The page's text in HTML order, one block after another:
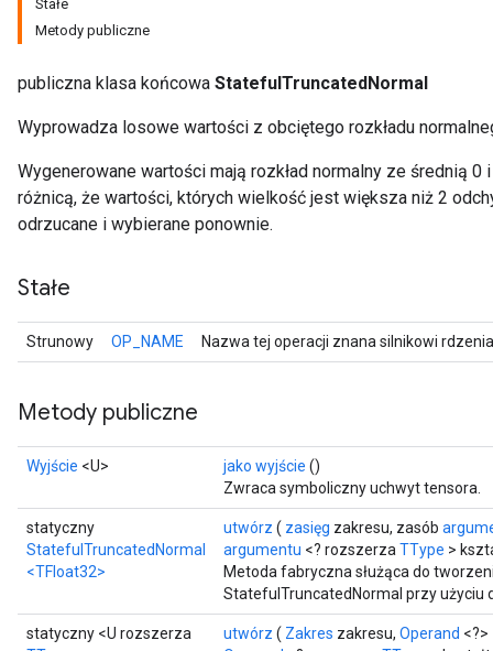
Stałe
Metody publiczne
publiczna klasa końcowa StatefulTruncatedNormal
Wyprowadza losowe wartości z obciętego rozkładu
Wygenerowane wartości mają rozkład normalny ze średnią
różnicą, że wartości, których wielkość jest większa niż 2
odrzucane i wybierane ponownie.
Stałe
Strunowy OP_NAME Nazwa tej operacji znana silnikowi
Metody publiczne
Wyjście <U> jako wyjście ()
Zwraca symboliczny uchwyt tensora.
statyczny
StatefulTruncatedNormal
<TFloat32>
utwórz ( zasięg zakresu, zasób
argumentu <? rozszerza TType >
Metoda fabryczna służąca do
StatefulTruncatedNormal przy użyciu
statyczny <U rozszerza
utwórz ( Zakres zakresu, Operand